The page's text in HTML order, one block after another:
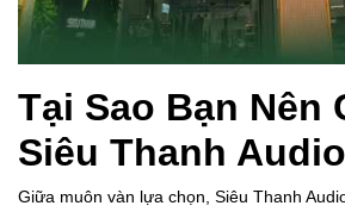
Tại Sao Bạn Nên
Siêu Thanh
Giữa muôn vàn lựa chọn, Siêu Thanh